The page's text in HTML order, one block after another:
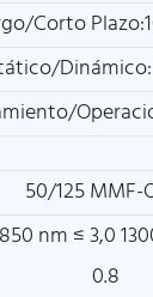
Corto
50/125 MMF-
850 nm ≤ 3,0
0.8